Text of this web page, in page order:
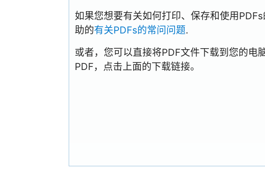
如果您想要有关如何打印、保存和使用
助的有关PDFs的常问问题.
或者，您可以直接将PDF文件下载到您的电
PDF，点击上面的下载链接。